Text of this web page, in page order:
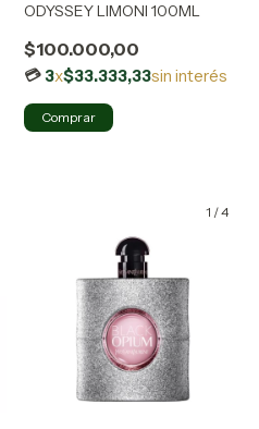
ODYSSEY LIMONI 100ML
$100.000,00
3x$33.333,33sin interés
1 /4